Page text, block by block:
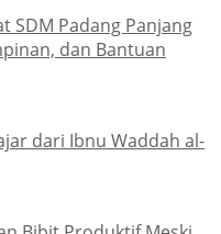
SDM Padang Panjang
dan Bantuan
dari Ibnu Waddah al-